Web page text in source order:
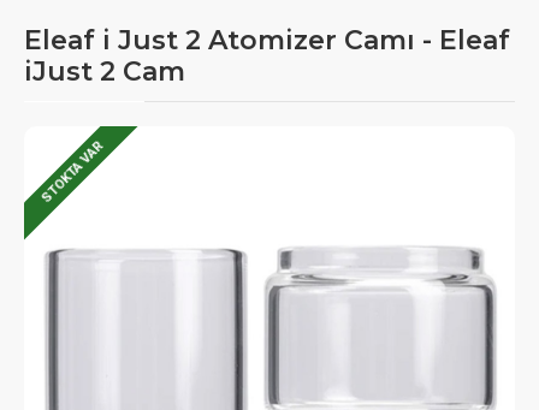
Eleaf i Just 2 Atomizer Camı - Eleaf
iJust 2 Cam
STOKTA VAR